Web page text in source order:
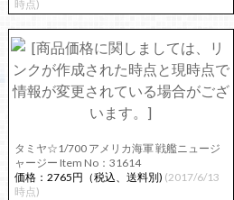
時点)
タミヤ☆1/700 アメリカ海軍 戦艦ニュージ
ャージー Item No：31614
価格：2765円（税込、送料別) (2017/6/13
時点)